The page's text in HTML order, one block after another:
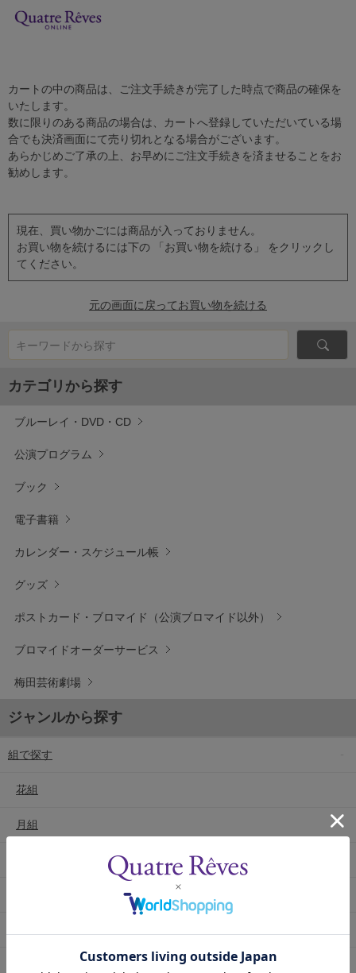
カートの中の商品は、ご注文手続きが完了した時点で商品の確保を
いたします。
数に限りのある商品の場合は、カートへ登録していただいている場
合でも決済画面にて売り切れとなる場合がございます。
あらかじめご了承の上、お早めにご注文手続きを済ませることをお
勧めします。
現在、買い物かごには商品が入っておりません。
お買い物を続けるには下の 「お買い物を続ける」 をクリックし
てください。
元の画面に戻ってお買い物を続ける
キーワードから探す
カテゴリから探す
ブルーレイ・DVD・CD
公演プログラム
ブック
電子書籍
カレンダー・スケジュール帳
グッズ
ポストカード・ブロマイド（公演ブロマイド以外）
ブロマイドオーダーサービス
梅田芸術劇場
ジャンルから探す
組で探す
花組
月組